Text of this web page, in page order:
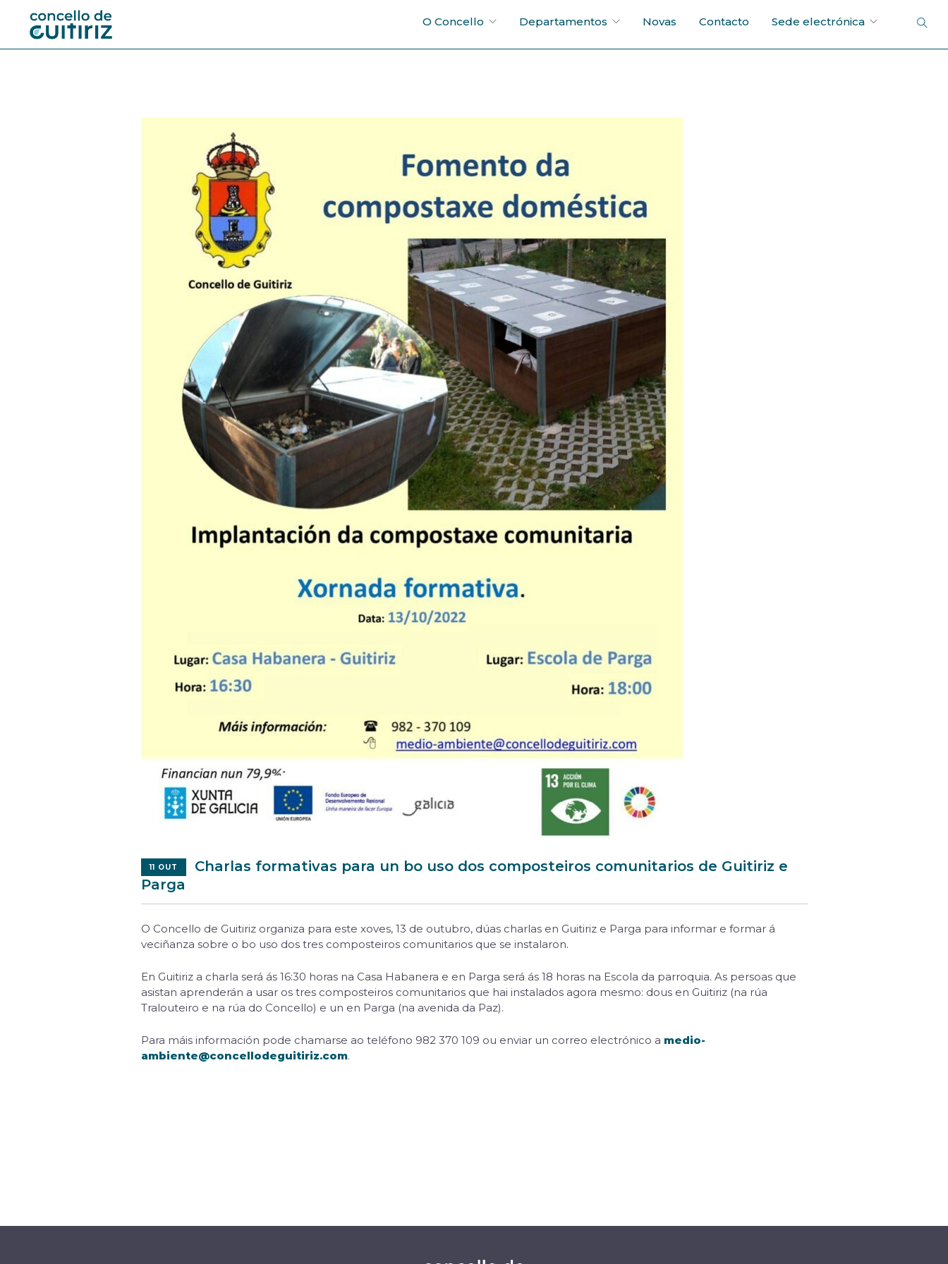
O Concello Departamentos Novas Contacto Sede electrónica
11 OUT
Charlas formativas para un bo uso dos composteiros comunitarios de Guitiriz e
Parga
O Concello de Guitiriz organiza para este xoves, 13 de outubro, dúas charlas en Guitiriz e Parga para informar e formar á
veciñanza sobre o bo uso dos tres composteiros comunitarios que se instalaron.
En Guitiriz a charla será ás 16:30 horas na Casa Habanera e en Parga será ás 18 horas na Escola da parroquia. As persoas que
asistan aprenderán a usar os tres composteiros comunitarios que hai instalados agora mesmo: dous en Guitiriz (na rúa
Tralouteiro e na rúa do Concello) e un en Parga (na avenida da Paz).
Para máis información pode chamarse ao teléfono 982 370 109 ou enviar un correo electrónico a medio-
ambiente@concellodeguitiriz.com.